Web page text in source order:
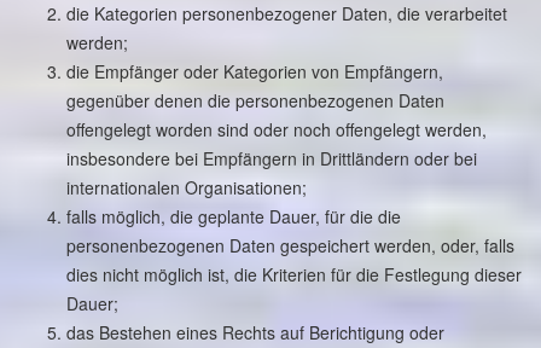
die Kategorien personenbezogener Daten, die verarbeitet
werden;
die Empfänger oder Kategorien von Empfängern,
gegenüber denen die personenbezogenen Daten
offengelegt worden sind oder noch offengelegt werden,
insbesondere bei Empfängern in Drittländern oder bei
internationalen Organisationen;
falls möglich, die geplante Dauer, für die die
personenbezogenen Daten gespeichert werden, oder, falls
dies nicht möglich ist, die Kriterien für die Festlegung dieser
Dauer;
das Bestehen eines Rechts auf Berichtigung oder